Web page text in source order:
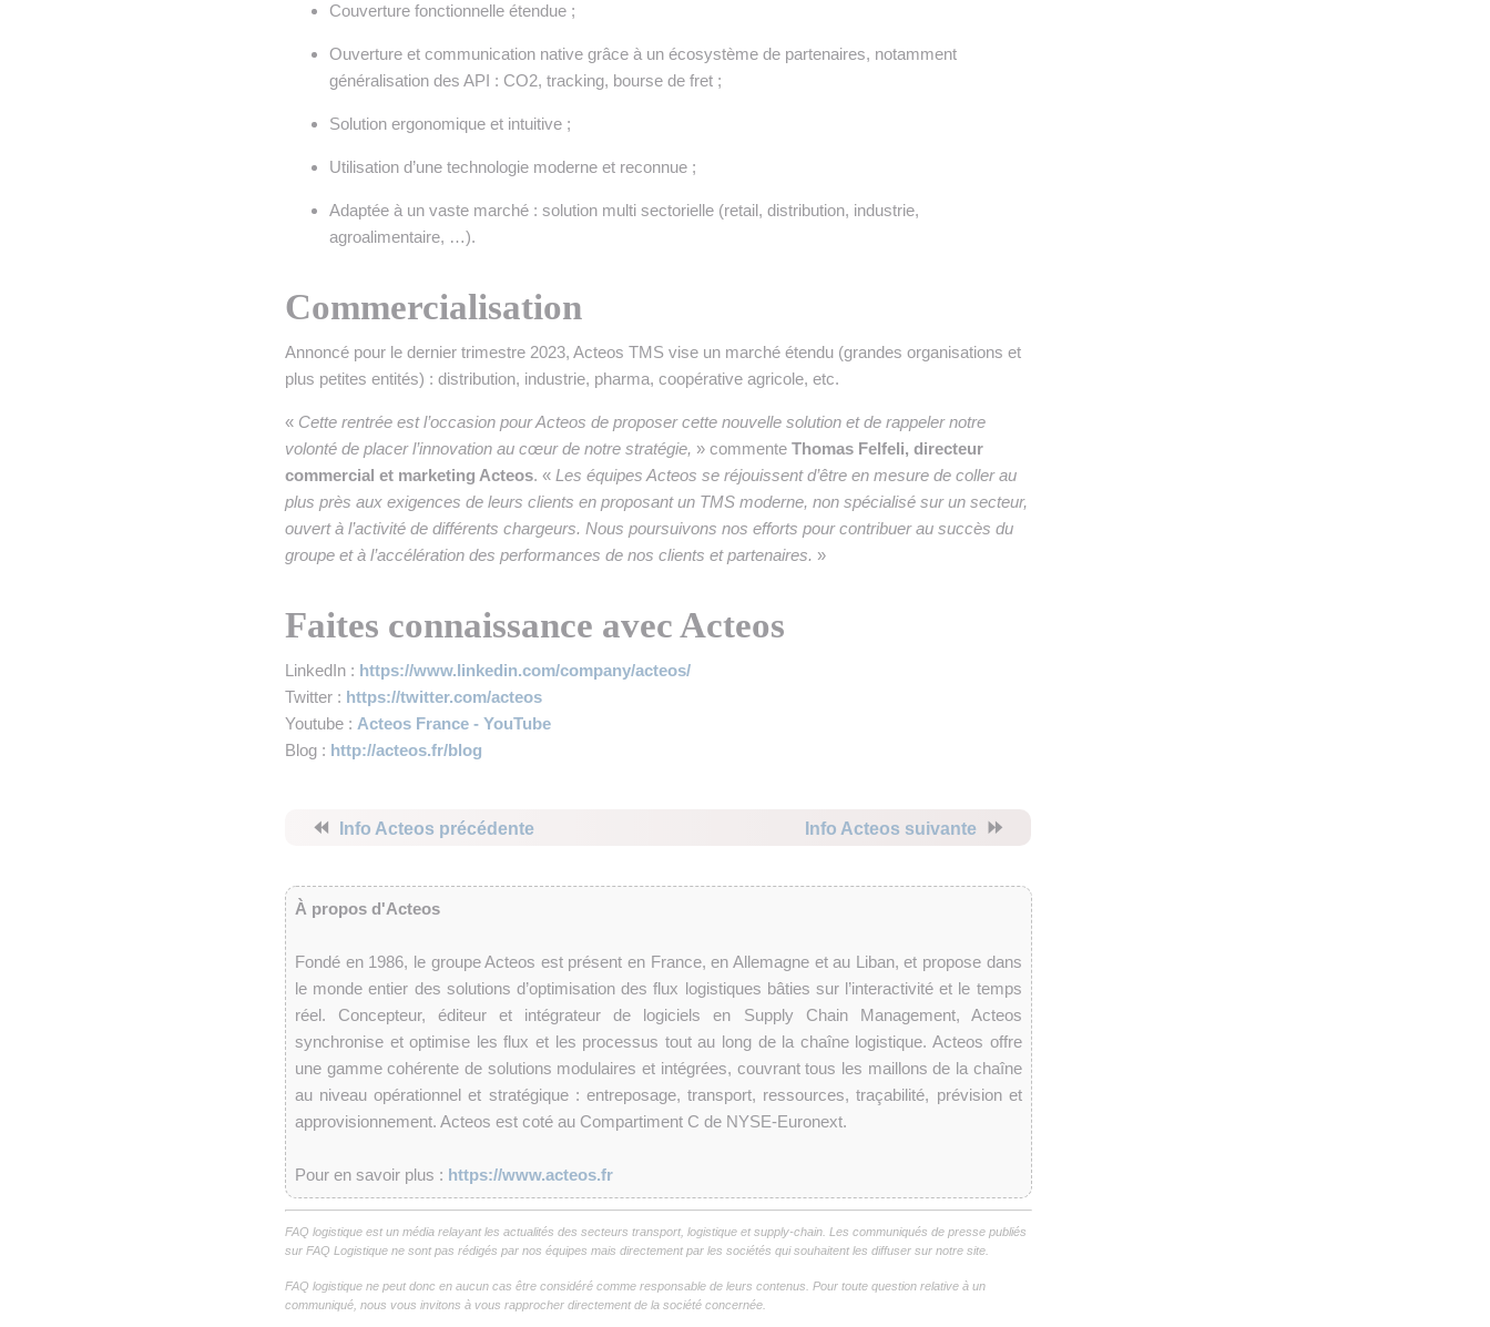
Couverture fonctionnelle étendue ;
Ouverture et communication native grâce à un écosystème de partenaires, notamment
généralisation des API : CO2, tracking, bourse de fret ;
Solution ergonomique et intuitive ;
Utilisation d’une technologie moderne et reconnue ;
Adaptée à un vaste marché : solution multi sectorielle (retail, distribution, industrie,
agroalimentaire, …).
Commercialisation
Annoncé pour le dernier trimestre 2023, Acteos TMS vise un marché étendu (grandes organisations et
plus petites entités) : distribution, industrie, pharma, coopérative agricole, etc.
« Cette rentrée est l’occasion pour Acteos de proposer cette nouvelle solution et de rappeler notre
volonté de placer l’innovation au cœur de notre stratégie, » commente Thomas Felfeli, directeur
commercial et marketing Acteos. « Les équipes Acteos se réjouissent d’être en mesure de coller au
plus près aux exigences de leurs clients en proposant un TMS moderne, non spécialisé sur un secteur,
ouvert à l’activité de différents chargeurs. Nous poursuivons nos efforts pour contribuer au succès du
groupe et à l’accélération des performances de nos clients et partenaires. »
Faites connaissance avec Acteos
LinkedIn : https://www.linkedin.com/company/acteos/
Twitter : https://twitter.com/acteos
Youtube : Acteos France - YouTube
Blog : http://acteos.fr/blog
⏪ Info Acteos précédente Info Acteos suivante ⏩
À propos d'Acteos
Fondé en 1986, le groupe Acteos est présent en France, en Allemagne et au Liban, et propose dans
le monde entier des solutions d’optimisation des flux logistiques bâties sur l’interactivité et le temps
réel. Concepteur, éditeur et intégrateur de logiciels en Supply Chain Management, Acteos
synchronise et optimise les flux et les processus tout au long de la chaîne logistique. Acteos offre
une gamme cohérente de solutions modulaires et intégrées, couvrant tous les maillons de la chaîne
au niveau opérationnel et stratégique : entreposage, transport, ressources, traçabilité, prévision et
approvisionnement. Acteos est coté au Compartiment C de NYSE-Euronext.
Pour en savoir plus : https://www.acteos.fr
FAQ logistique est un média relayant les actualités des secteurs transport, logistique et supply-chain. Les communiqués de presse publiés
sur FAQ Logistique ne sont pas rédigés par nos équipes mais directement par les sociétés qui souhaitent les diffuser sur notre site.
FAQ logistique ne peut donc en aucun cas être considéré comme responsable de leurs contenus. Pour toute question relative à un
communiqué, nous vous invitons à vous rapprocher directement de la société concernée.